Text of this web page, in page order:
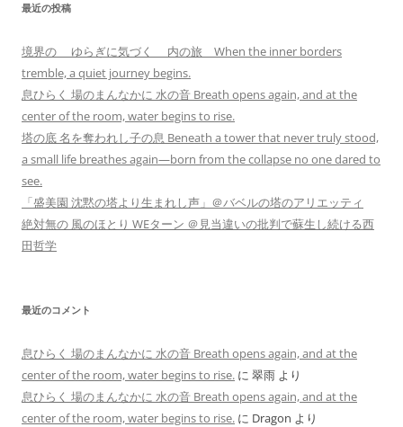
最近の投稿
境界の ゆらぎに気づく 内の旅 When the inner borders
tremble, a quiet journey begins.
息ひらく 場のまんなかに 水の音 Breath opens again, and at the
center of the room, water begins to rise.
塔の底 名を奪われし子の息 Beneath a tower that never truly stood,
a small life breathes again—born from the collapse no one dared to
see.
「盛美園 沈黙の塔より生まれし声」＠バベルの塔のアリエッティ
絶対無の 風のほとり WEターン ＠見当違いの批判で蘇生し続ける西
田哲学
最近のコメント
息ひらく 場のまんなかに 水の音 Breath opens again, and at the
center of the room, water begins to rise. に 翠雨 より
息ひらく 場のまんなかに 水の音 Breath opens again, and at the
center of the room, water begins to rise. に Dragon より